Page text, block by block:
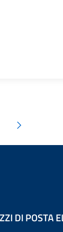
DI POSTA